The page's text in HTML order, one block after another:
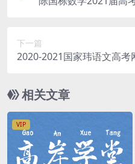
下一篇
2020-2021国家玮语文高
相关文章
VIP